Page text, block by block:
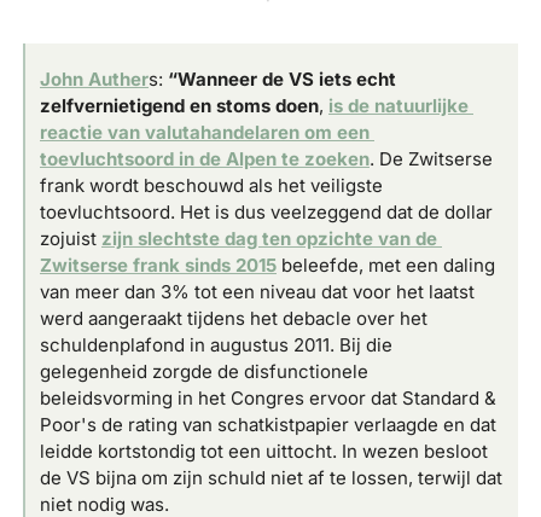
John Authers: “Wanneer de VS iets echt
zelfvernietigend en stoms doen, is de natuurlijke
reactie van valutahandelaren om een
toevluchtsoord in de Alpen te zoeken. De Zwitserse
frank wordt beschouwd als het veiligste
toevluchtsoord. Het is dus veelzeggend dat de dollar
zojuist zijn slechtste dag ten opzichte van de
Zwitserse frank sinds 2015 beleefde, met een daling
van meer dan 3% tot een niveau dat voor het laatst
werd aangeraakt tijdens het debacle over het
schuldenplafond in augustus 2011. Bij die
gelegenheid zorgde de disfunctionele
beleidsvorming in het Congres ervoor dat Standard &
Poor's de rating van schatkistpapier verlaagde en dat
leidde kortstondig tot een uittocht. In wezen besloot
de VS bijna om zijn schuld niet af te lossen, terwijl dat
niet nodig was.